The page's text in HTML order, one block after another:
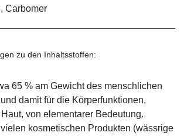
Carbomer
zu den Inhaltsstoffen:
65 % am Gewicht des menschlichen
damit für die Körperfunktionen,
von elementarer Bedeutung.
kosmetischen Produkten (wässrige